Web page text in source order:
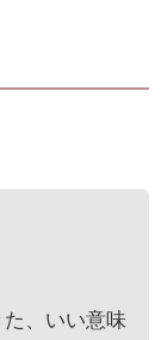
た、いい意味